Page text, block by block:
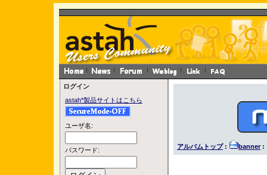
ログイン
astah*製品サイトはこちら
ユーザ名:
パスワード: アルバムトップ: banner: